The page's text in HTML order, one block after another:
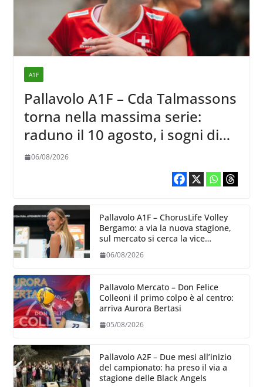
A1F
Pallavolo A1F – Cda Talmassons
torna nella massima serie:
raduno il 10 agosto, i sogni di
salvezza di Julie Lengweiler,
06/08/2026
Pallavolo A1F – ChorusLife Volley
Bergamo: a via la nuova stagione,
sul mercato si cerca la vice
06/08/2026
Pallavolo Mercato – Don Felice
Colleoni il primo colpo è al centro:
arriva Aurora Bertasi
05/08/2026
Pallavolo A2F – Due mesi all’inizio
del campionato: ha preso il via a
stagione delle Black Angels